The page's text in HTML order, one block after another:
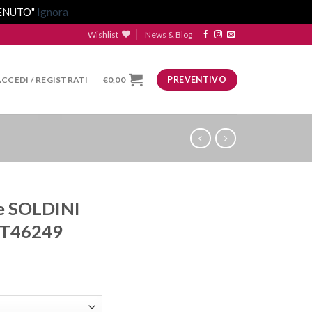
Ignora
Wishlist News & Blog
/ REGISTRATI €0,00 PREVENTIVO
SOLDINI